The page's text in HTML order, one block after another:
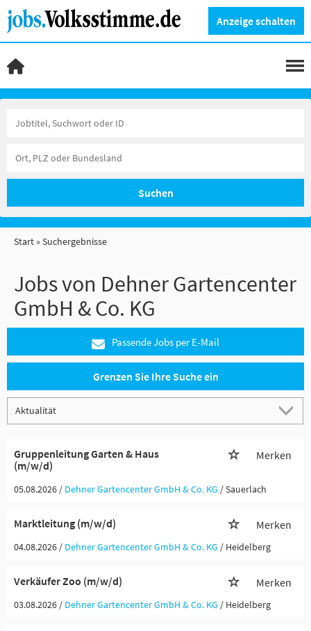
Anzeige schalten
Suchen
Start Suchergebnisse
Jobs von Dehner Gartencenter
GmbH & Co. KG
Passende Jobs per E-Mail
Grenzen Sie Ihre Suche ein
Gruppenleitung Garten & Haus
(m/w/d)
Merken
05.08.2026 / Dehner Gartencenter GmbH & Co. KG / Sauerlach
Marktleitung (m/w/d) Merken
04.08.2026 / Dehner Gartencenter GmbH & Co. KG / Heidelberg
Verkäufer Zoo (m/w/d) Merken
03.08.2026 / Dehner Gartencenter GmbH & Co. KG / Heidelberg